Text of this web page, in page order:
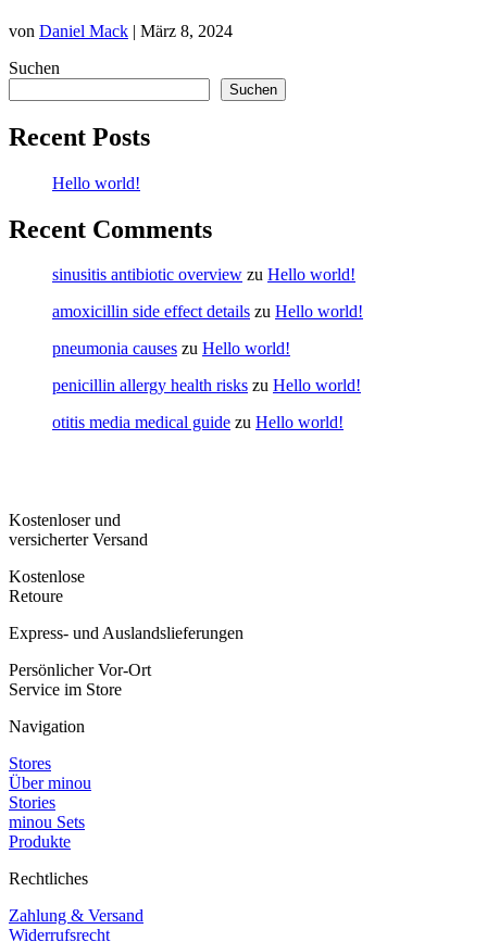
von Daniel Mack | März 8, 2024
Suchen
Suchen
Recent Posts
Hello world!
Recent Comments
sinusitis antibiotic overview zu Hello world!
amoxicillin side effect details zu Hello world!
pneumonia causes zu Hello world!
penicillin allergy health risks zu Hello world!
otitis media medical guide zu Hello world!
Kostenloser und
versicherter Versand
Kostenlose
Retoure
Express- und Auslandslieferungen
Persönlicher Vor-Ort
Service im Store
Navigation
Stores
Über minou
Stories
minou Sets
Produkte
Rechtliches
Zahlung & Versand
Widerrufsrecht